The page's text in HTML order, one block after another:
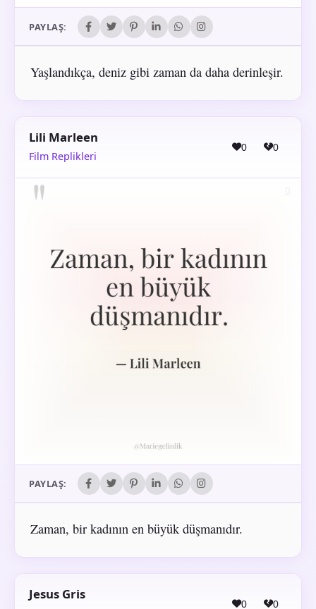
PAYLAŞ:
Yaşlandıkça, deniz gibi zaman da daha derinleşir.
Lili Marleen
Film Replikleri
0 0
PAYLAŞ:
Zaman, bir kadının en büyük düşmanıdır.
Jesus Gris
0 0